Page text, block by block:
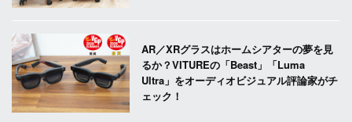
AR／XRグラスはホームシアターの夢を見
るか？VITUREの「Beast」「Luma
Ultra」をオーディオビジュアル評論家がチ
ェック！